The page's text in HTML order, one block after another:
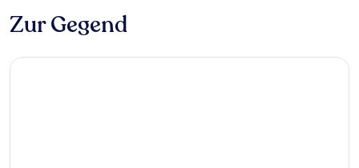
Zur Gegend